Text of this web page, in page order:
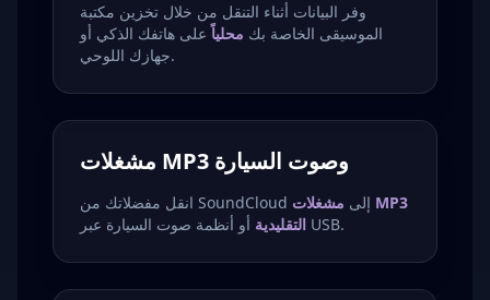
وفر البيانات أثناء التنقل من خلال تخزين مكتبة
الموسيقى الخاصة بك محلياًعلى هاتفك الذكي أو
جهازك اللوحي.
مشغلات MP3 وصوت السيارة
انقل مفضلاتك من SoundCloud إلى مشغلات MP3
التقليدية أو أنظمة صوت السيارة عبر USB.